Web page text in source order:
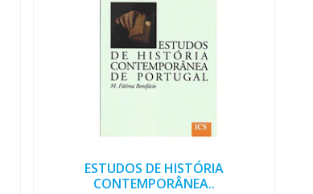
ESTUDOS DE HISTÓRIA
CONTEMPORÂNEA..